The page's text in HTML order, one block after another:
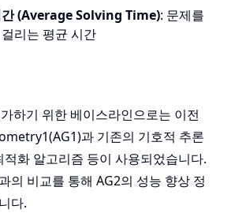
간 (Average Solving Time): 문제를
리는 평균 시간
하기 위한 베이스라인으로는 이전
과 기존의 기호적 추론
화 알고리즘 등이 사용되었습니다.
의 비교를 통해 AG2의 성능 향상 정
다.